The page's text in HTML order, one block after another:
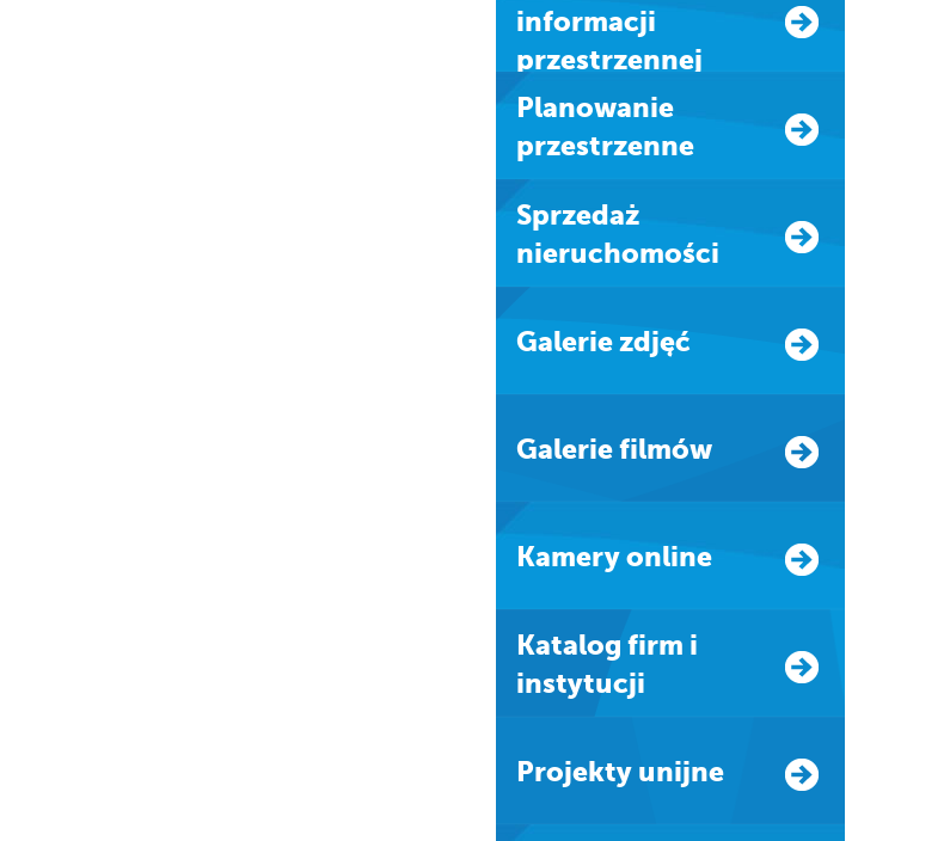
informacji
przestrzennej
Planowanie
przestrzenne
Sprzedaż
nieruchomości
Galerie zdjęć
Galerie filmów
Kamery online
Katalog firm i
instytucji
Projekty unijne